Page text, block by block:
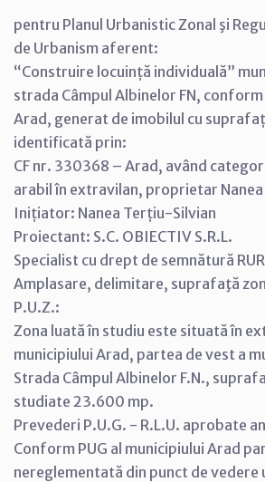
pentru Planul Urbanistic Zonal şi
de Urbanism aferent:
“Construire locuință individuală”
strada Câmpul Albinelor FN,
Arad, generat de imobilul cu
identificată prin:
CF nr. 330368 – Arad, având
arabil în extravilan, proprietar
Inițiator: Nanea Terțiu-Silvian
Proiectant: S.C. OBIECTIV S.R.L.
Specialist cu drept de semnătură
Amplasare, delimitare, suprafaţă
P.U.Z.:
Zona luată în studiu este situată în
municipiului Arad, partea de vest a
Strada Câmpul Albinelor F.N.,
studiate 23.600 mp.
Prevederi P.U.G. - R.L.U. aprobate
Conform PUG al municipiului Arad
nereglementată din punct de vedere